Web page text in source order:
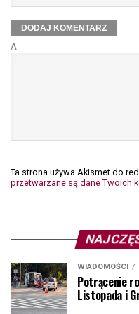
Δ
Ta strona używa Akismet do
przetwarzane są dane Twoich
WIADOMOŚCI
Potrącenie
Listopada i